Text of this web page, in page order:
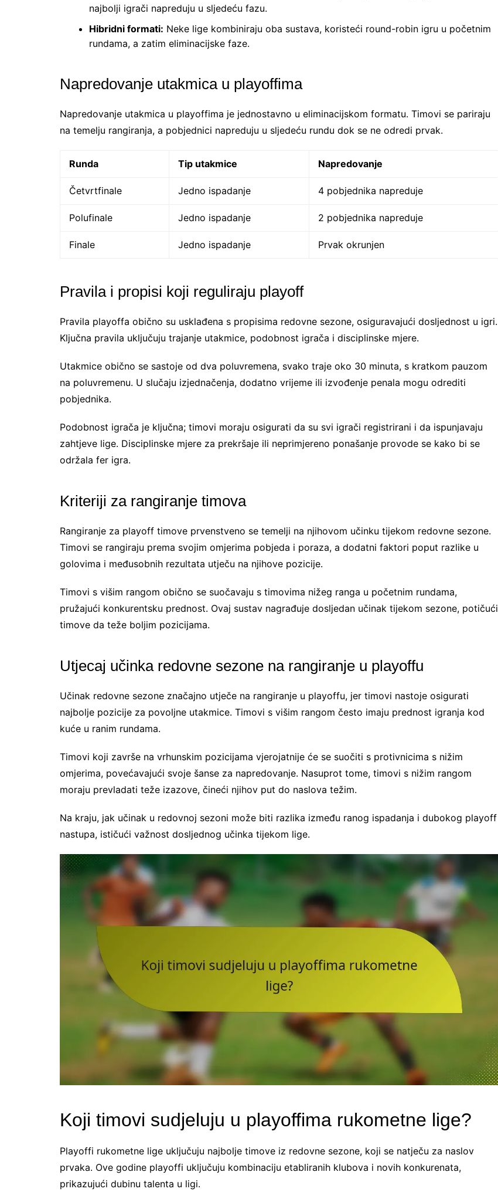
najbolji igrači napreduju u sljedeću fazu.
Hibridni formati: Neke lige kombiniraju oba sustava, koristeći round-robin igru u početnim
rundama, a zatim eliminacijske faze.
Napredovanje utakmica u playoffima
Napredovanje utakmica u playoffima je jednostavno u eliminacijskom formatu. Timovi se pariraju
na temelju rangiranja, a pobjednici napreduju u sljedeću rundu dok se ne odredi prvak.
Runda Tip utakmice Napredovanje
Četvrtfinale Jedno ispadanje 4 pobjednika napreduje
Polufinale Jedno ispadanje 2 pobjednika napreduje
Finale Jedno ispadanje Prvak okrunjen
Pravila i propisi koji reguliraju playoff
Pravila playoffa obično su usklađena s propisima redovne sezone, osiguravajući dosljednost u igri.
Ključna pravila uključuju trajanje utakmice, podobnost igrača i disciplinske mjere.
Utakmice obično se sastoje od dva poluvremena, svako traje oko 30 minuta, s kratkom pauzom
na poluvremenu. U slučaju izjednačenja, dodatno vrijeme ili izvođenje penala mogu odrediti
pobjednika.
Podobnost igrača je ključna; timovi moraju osigurati da su svi igrači registrirani i da ispunjavaju
zahtjeve lige. Disciplinske mjere za prekršaje ili neprimjereno ponašanje provode se kako bi se
održala fer igra.
Kriteriji za rangiranje timova
Rangiranje za playoff timove prvenstveno se temelji na njihovom učinku tijekom redovne sezone.
Timovi se rangiraju prema svojim omjerima pobjeda i poraza, a dodatni faktori poput razlike u
golovima i međusobnih rezultata utječu na njihove pozicije.
Timovi s višim rangom obično se suočavaju s timovima nižeg ranga u početnim rundama,
pružajući konkurentsku prednost. Ovaj sustav nagrađuje dosljedan učinak tijekom sezone, potičući
timove da teže boljim pozicijama.
Utjecaj učinka redovne sezone na rangiranje u playoffu
Učinak redovne sezone značajno utječe na rangiranje u playoffu, jer timovi nastoje osigurati
najbolje pozicije za povoljne utakmice. Timovi s višim rangom često imaju prednost igranja kod
kuće u ranim rundama.
Timovi koji završe na vrhunskim pozicijama vjerojatnije će se suočiti s protivnicima s nižim
omjerima, povećavajući svoje šanse za napredovanje. Nasuprot tome, timovi s nižim rangom
moraju prevladati teže izazove, čineći njihov put do naslova težim.
Na kraju, jak učinak u redovnoj sezoni može biti razlika između ranog ispadanja i dubokog playoff
nastupa, ističući važnost dosljednog učinka tijekom lige.
Koji timovi sudjeluju u playoffima rukometne lige?
Playoffi rukometne lige uključuju najbolje timove iz redovne sezone, koji se natječu za naslov
prvaka. Ove godine playoffi uključuju kombinaciju etabliranih klubova i novih konkurenata,
prikazujući dubinu talenta u ligi.